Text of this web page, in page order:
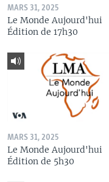
MARS 31, 2025
Le Monde Aujourd'hui
Édition de 17h30
MARS 31, 2025
Le Monde Aujourd'hui
Édition de 5h30